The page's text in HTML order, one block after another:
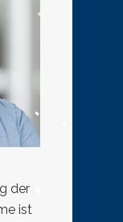
der
ist